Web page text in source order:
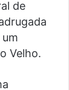
de
Velho.